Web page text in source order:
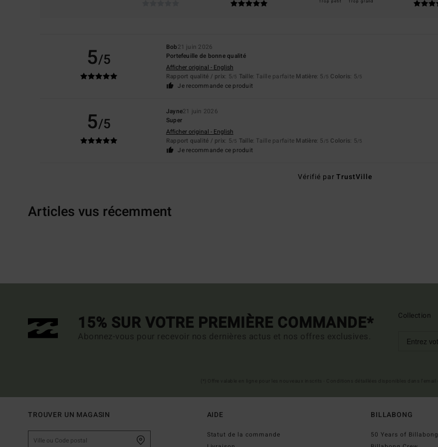
Trop petit Trop grand
5/5
Bob21 juin 2026
Portefeuille de bonne qualité
Afficher original - English
Rapport qualité / prix: 5/5 Taille: Taille parfaite Matière: 5 /5 Coloris: 5/5
Je recommande ce produit
5/5
Jayne21 juin 2026
Super
Afficher original - English
Rapport qualité / prix: 5/5 Taille: Taille parfaite Matière: 5 /5 Coloris: 5/5
Je recommande ce produit
Vérifié parTrustVille
Articles vus récemment
15% SUR VOTRE PREMIÈRE COMMANDE*
Abonnez-vous pour recevoir nos dernières actus et nos offres exclusives.
Collection
TROUVER UN MAGASIN AIDE
Statut de la commande
BILLABONG
50 Years of Billabong